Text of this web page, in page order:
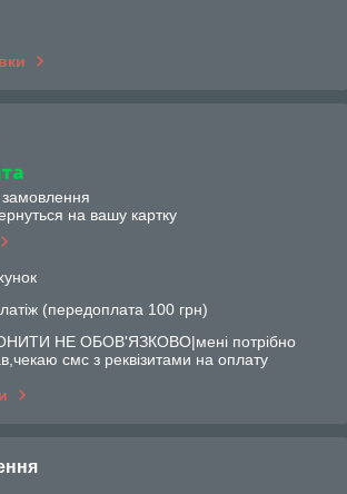
на вашу картку
(передоплата 100 грн)
НЕ ОБОВ'ЯЗКОВО|мені потрібно
смс з реквізитами на оплату